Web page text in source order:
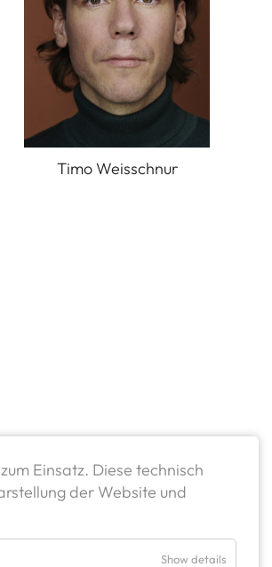
Timo Weisschnur
Einsatz. Diese technisch
der Website und
Show details